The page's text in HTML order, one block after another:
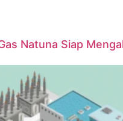
Natuna Siap